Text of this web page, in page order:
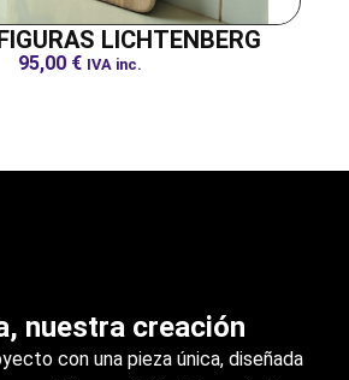
LICHTENBERG
95,00 € IVA inc.
nuestra creación
con una pieza única, diseñada